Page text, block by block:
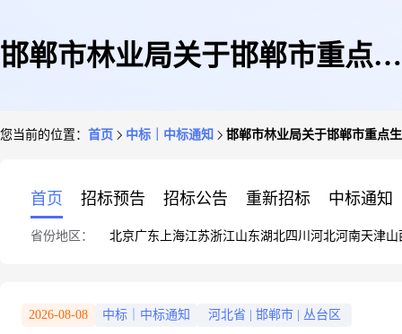
邯郸市林业局关于邯郸市重点生
您当前的位置： 首页 中标｜中标通知 邯郸市林业局关于邯郸市重点
首页 招标预告 招标公告 重新招标 中标通知
省份地区： 北京广东 上海江苏浙江山东湖北四川 河北河南天津山
2026-08-08 中标｜中标通知 河北省 邯郸市 丛台区